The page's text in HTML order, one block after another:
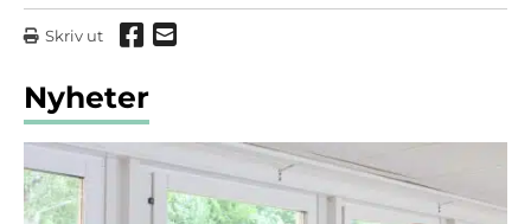
Skriv ut Dela via Facebook
Dela via mail
Nyheter